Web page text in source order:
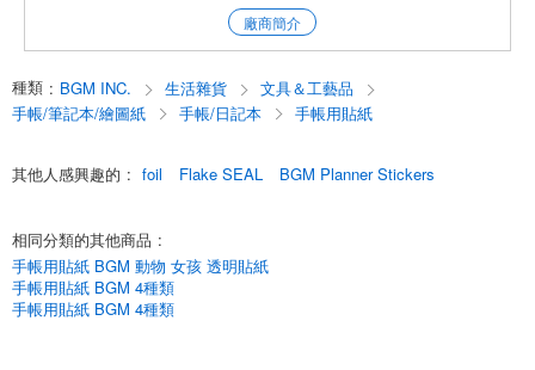
貼紙/薄片貼紙/貼紙印章/貼紙/BGM/BGM
RAB-PiHxMkA
English
廠商簡介
種類 : BGM INC. 生活雜貨
文具＆工藝品
手帳/筆記本/繪圖紙
手帳/日記本 手帳用貼紙
其他人感興趣的 : foil Flake SEAL BGM Planner Stickers
相同分類的其他商品 :
手帳用貼紙 BGM 動物 女孩 透明貼紙
手帳用貼紙 BGM 4種類
手帳用貼紙 BGM 4種類